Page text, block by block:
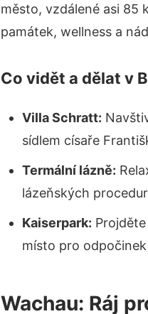
město, vzdálené asi 85
památek, wellness a
Co vidět a dělat v
Villa Schratt:
sídlem císaře
Termální lázně:
lázeňských
Kaiserpark:
místo pro
Wachau: Ráj